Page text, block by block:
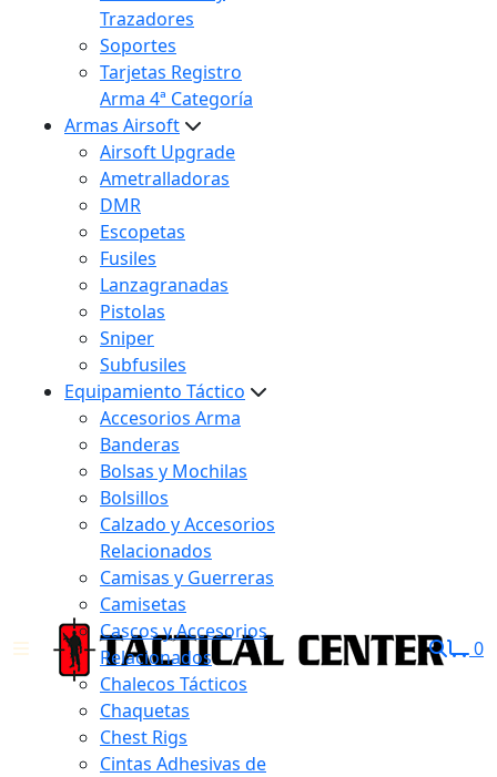
Trazadores
Soportes
Tarjetas Registro
Arma 4ª Categoría
Armas Airsoft
Airsoft Upgrade
Ametralladoras
DMR
Escopetas
Fusiles
Lanzagranadas
Pistolas
Sniper
Subfusiles
Equipamiento Táctico
Accesorios Arma
Banderas
Bolsas y Mochilas
Bolsillos
Calzado y Accesorios
Relacionados
Camisas y Guerreras
Camisetas
Cascos y Accesorios
Relacionados
Chalecos Tácticos
Chaquetas
Chest Rigs
Cintas Adhesivas de
0